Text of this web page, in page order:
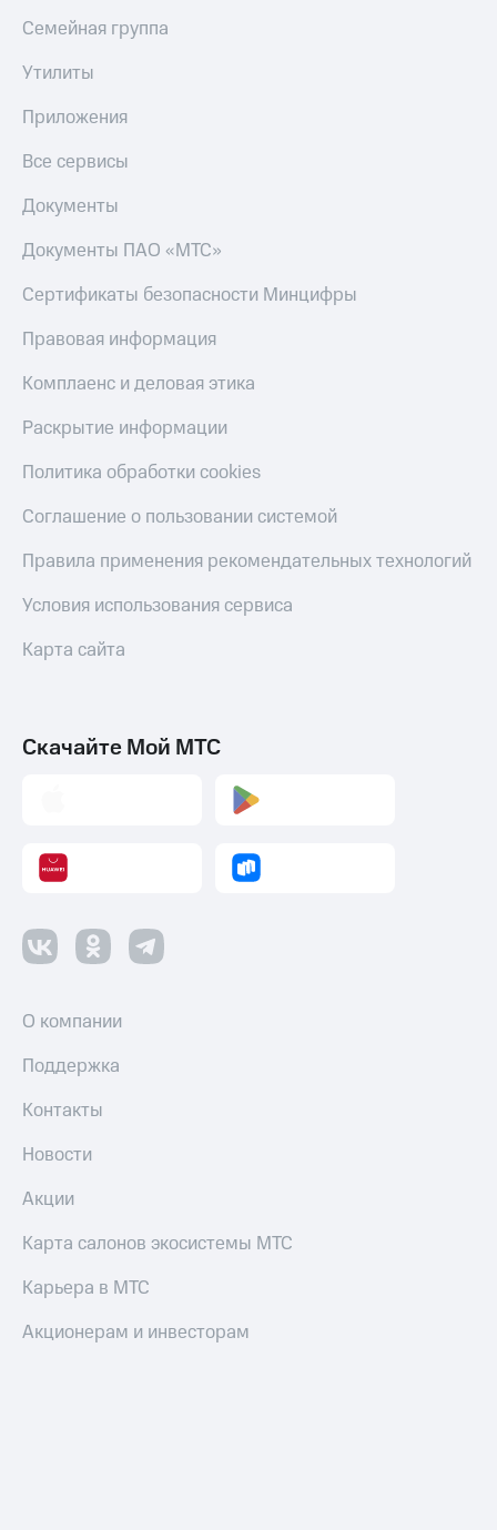
Семейная группа
Утилиты
Приложения
Все сервисы
Документы
Документы ПАО «МТС»
Сертификаты безопасности Минцифры
Правовая информация
Комплаенс и деловая этика
Раскрытие информации
Политика обработки cookies
Соглашение о пользовании системой
Правила применения рекомендательных технологий
Условия использования сервиса
Карта сайта
Скачайте Мой МТС
О компании
Поддержка
Контакты
Новости
Акции
Карта салонов экосистемы МТС
Карьера в МТС
Акционерам и инвесторам